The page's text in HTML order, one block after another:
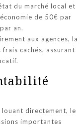
du marché local et
de 50€ par
an.
aux agences, la
cachés, assurant
louant directement, le
importantes